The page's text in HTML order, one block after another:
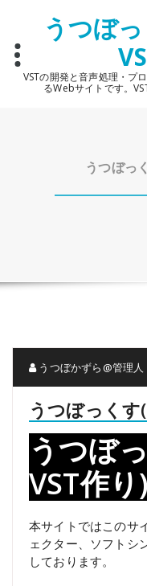
うつぼ
VSTの開発と音声処理・プ
るWebサイトです。
うつぼっ
うつぼかずら@管理人
うつぼっくす
うつぼ
VST作り)
本サイトではこのサ
ェクター、ソフトシ
しております。